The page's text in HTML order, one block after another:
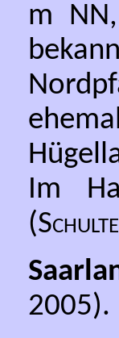
m
Im
(Schulte
2005).